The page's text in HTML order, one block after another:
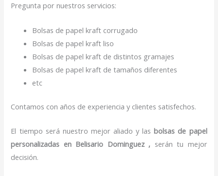
Pregunta por nuestros servicios:
Bolsas de papel kraft corrugado
Bolsas de papel kraft liso
Bolsas de papel kraft de distintos gramajes
Bolsas de papel kraft de tamaños diferentes
etc
Contamos con años de experiencia y clientes satisfechos.
El tiempo será nuestro mejor aliado y lasbolsas de papel
personalizadas en Belisario Dominguez , serán tu mejor
decisión.